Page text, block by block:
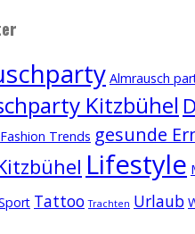
Almrausch
Kitzbühel
Fashion Trends gesunde
Lifestyle
Tattoo Trachten Urlaub